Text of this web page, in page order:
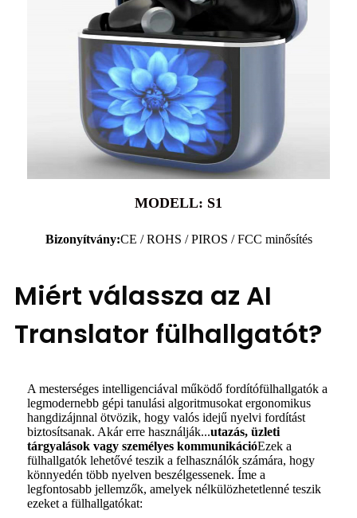
MODELL: S1
Bizonyítvány:CE / ROHS / PIROS / FCC minősítés
Miért válassza az AI
Translator fülhallgatót?
A mesterséges intelligenciával működő fordítófülhallgatók a
legmodernebb gépi tanulási algoritmusokat ergonomikus
hangdizájnnal ötvözik, hogy valós idejű nyelvi fordítást
biztosítsanak. Akár erre használják...utazás, üzleti
tárgyalások vagy személyes kommunikációEzek a
fülhallgatók lehetővé teszik a felhasználók számára, hogy
könnyedén több nyelven beszélgessenek. Íme a
legfontosabb jellemzők, amelyek nélkülözhetetlenné teszik
ezeket a fülhallgatókat: